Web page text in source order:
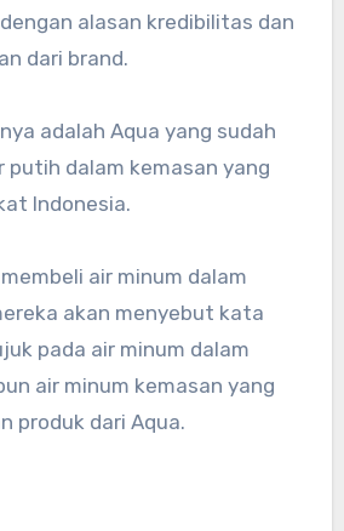
alasan kredibilitas dan
dari brand.
adalah Aqua yang sudah
putih dalam kemasan yang
Indonesia.
air minum dalam
akan menyebut kata
pada air minum dalam
air minum kemasan yang
produk dari Aqua.